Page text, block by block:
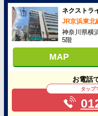
ネクストラ
JR京浜東北
神奈川県横
5階
MAP
お電話
タップ